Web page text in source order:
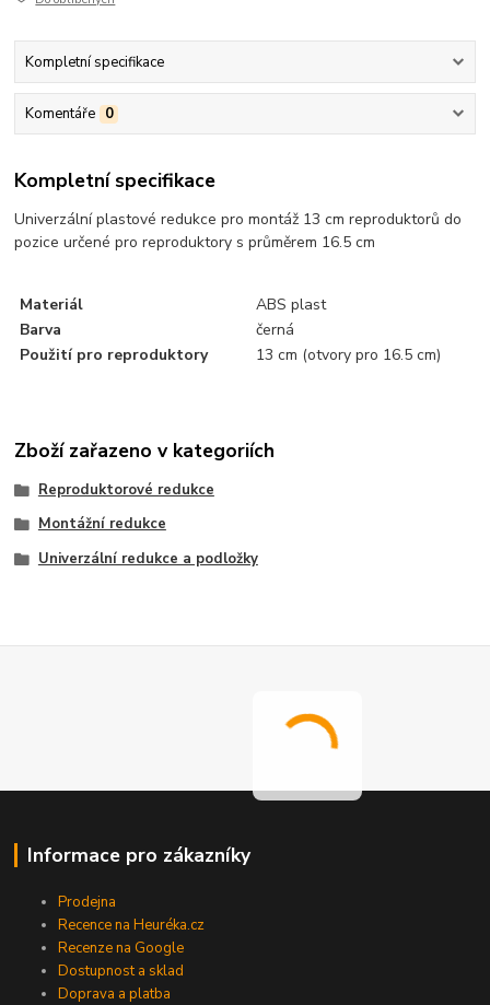
Kompletní specifikace
Komentáře 0
Kompletní specifikace
Univerzální plastové redukce pro montáž 13 cm reproduktorů do
pozice určené pro reproduktory s průměrem 16.5 cm
Materiál
ABS plast
Barva
černá
Použití pro reproduktory
13 cm (otvory pro 16.5 cm)
Zboží zařazeno v kategoriích
Reproduktorové redukce
Montážní redukce
Univerzální redukce a podložky
Informace pro zákazníky
Prodejna
Recence na Heuréka.cz
Recenze na Google
Dostupnost a sklad
Doprava a platba